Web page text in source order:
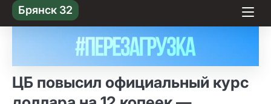
Skip
to content
Брянск 32
ЦБ повысил официальный курс